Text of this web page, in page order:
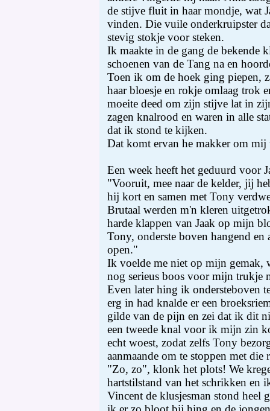
de stijve fluit in haar mondje, wat
vinden. Die vuile onderkruipster
stevig stokje voor steken.
Ik maakte in de gang de bekende
schoenen van de Tang na en
Toen ik om de hoek ging piepen,
haar bloesje en rokje omlaag trok
moeite deed om zijn stijve lat in
zagen knalrood en waren in alle
dat ik stond te kijken.
Dat komt ervan he makker om mij
Een week heeft het geduurd voor
"Vooruit, mee naar de kelder, jij
hij kort en samen met Tony
Brutaal werden m'n kleren
harde klappen van Jaak op mijn
Tony, onderste boven hangend en
open."
Ik voelde me niet op mijn gemak,
nog serieus boos voor mijn trukje
Even later hing ik ondersteboven
erg in had knalde er een
gilde van de pijn en zei dat ik dit
een tweede knal voor ik mijn zin
echt woest, zodat zelfs Tony
aanmaande om te stoppen met die
"Zo, zo", klonk het plots! We
hartstilstand van het schrikken en
Vincent de klusjesman stond heel